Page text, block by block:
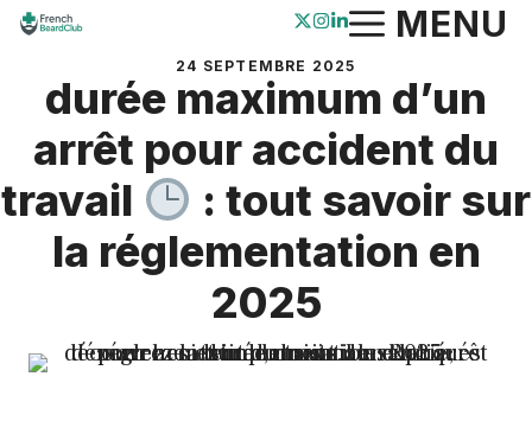
Aller
contenu
MENU
24 SEPTEMBRE 2025
durée maximum d’un
arrêt pour accident du
travail
: tout savoir sur
la réglementation en
2025